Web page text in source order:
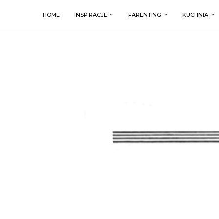
HOME INSPIRACJE PARENTING KUCHNIA